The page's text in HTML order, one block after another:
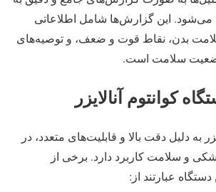
می‌شود. این گزارش‌ها شامل اطلاعاتی
بدن، نقاط قوت و ضعف، و توصیه‌های
وضعیت سلامت است.
کوانتوم آنالایزر
به دلیل دقت بالا و قابلیت‌های متعدد، در
و سلامت کاربرد دارد. برخی از
عبارتند از: